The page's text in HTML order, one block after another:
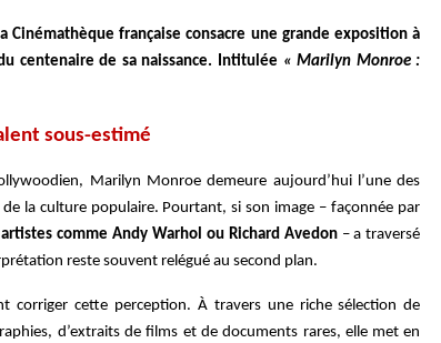
française consacre une grande exposition à
centenaire de sa naissance. Intitulée « Marilyn Monroe :
sous-estimé
Marilyn Monroe demeure aujourd’hui l’une des
la culture populaire. Pourtant, si son image – façonnée par
artistes comme Andy Warhol ou Richard Avedon– a traversé
reste souvent relégué au second plan.
corriger cette perception. À travers une riche sélection de
d’extraits de films et de documents rares, elle met en